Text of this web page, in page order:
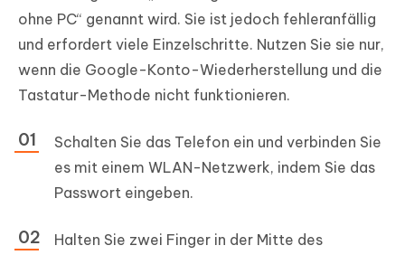
ohne PC“ genannt wird. Sie ist jedoch fehleranfällig
und erfordert viele Einzelschritte. Nutzen Sie sie nur,
wenn die Google-Konto-Wiederherstellung und die
Tastatur-Methode nicht funktionieren.
Schalten Sie das Telefon ein und verbinden Sie
es mit einem WLAN-Netzwerk, indem Sie das
Passwort eingeben.
Halten Sie zwei Finger in der Mitte des